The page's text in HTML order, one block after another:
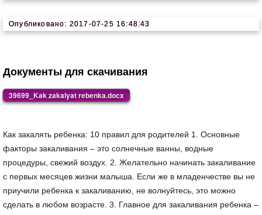
Опубликовано: 2017-07-25 16:48:43
Документы для скачивания
39699_Kak zakalyat rebenka.docx
Как закалять ребенка: 10 правил для родителей 1. Основные
факторы закаливания – это солнечные ванны, водные
процедуры, свежий воздух. 2. Желательно начинать закаливание
с первых месяцев жизни малыша. Если же в младенчестве вы не
приучили ребенка к закаливанию, не волнуйтесь, это можно
сделать в любом возрасте. 3. Главное для закаливания ребенка –